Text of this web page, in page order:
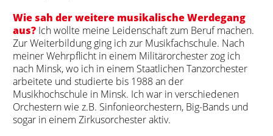
Wie sah der weitere musikalische Werdegang
aus? Ich wollte meine Leidenschaft zum Beruf machen.
Zur Weiterbildung ging ich zur Musikfachschule. Nach
meiner Wehrpflicht in einem Militärorchester zog ich
nach Minsk, wo ich in einem Staatlichen Tanzorchester
arbeitete und studierte bis 1988 an der
Musikhochschule in Minsk. Ich war in verschiedenen
Orchestern wie z.B. Sinfonieorchestern, Big-Bands und
sogar in einem Zirkusorchester aktiv.